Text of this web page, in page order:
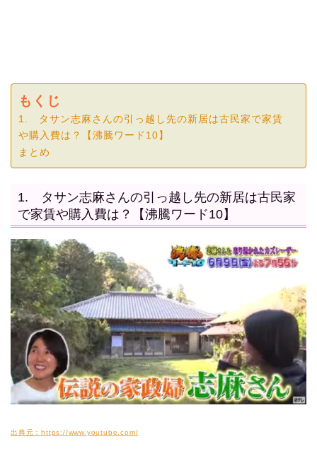
もくじ
1. タサン志麻さんの引っ越し先の新居は古民家で家賃
や購入費は？【沸騰ワード10】
まとめ
1. タサン志麻さんの引っ越し先の新居は古民家
で家賃や購入費は？【沸騰ワード10】
出典元：https://www.youtube.com/